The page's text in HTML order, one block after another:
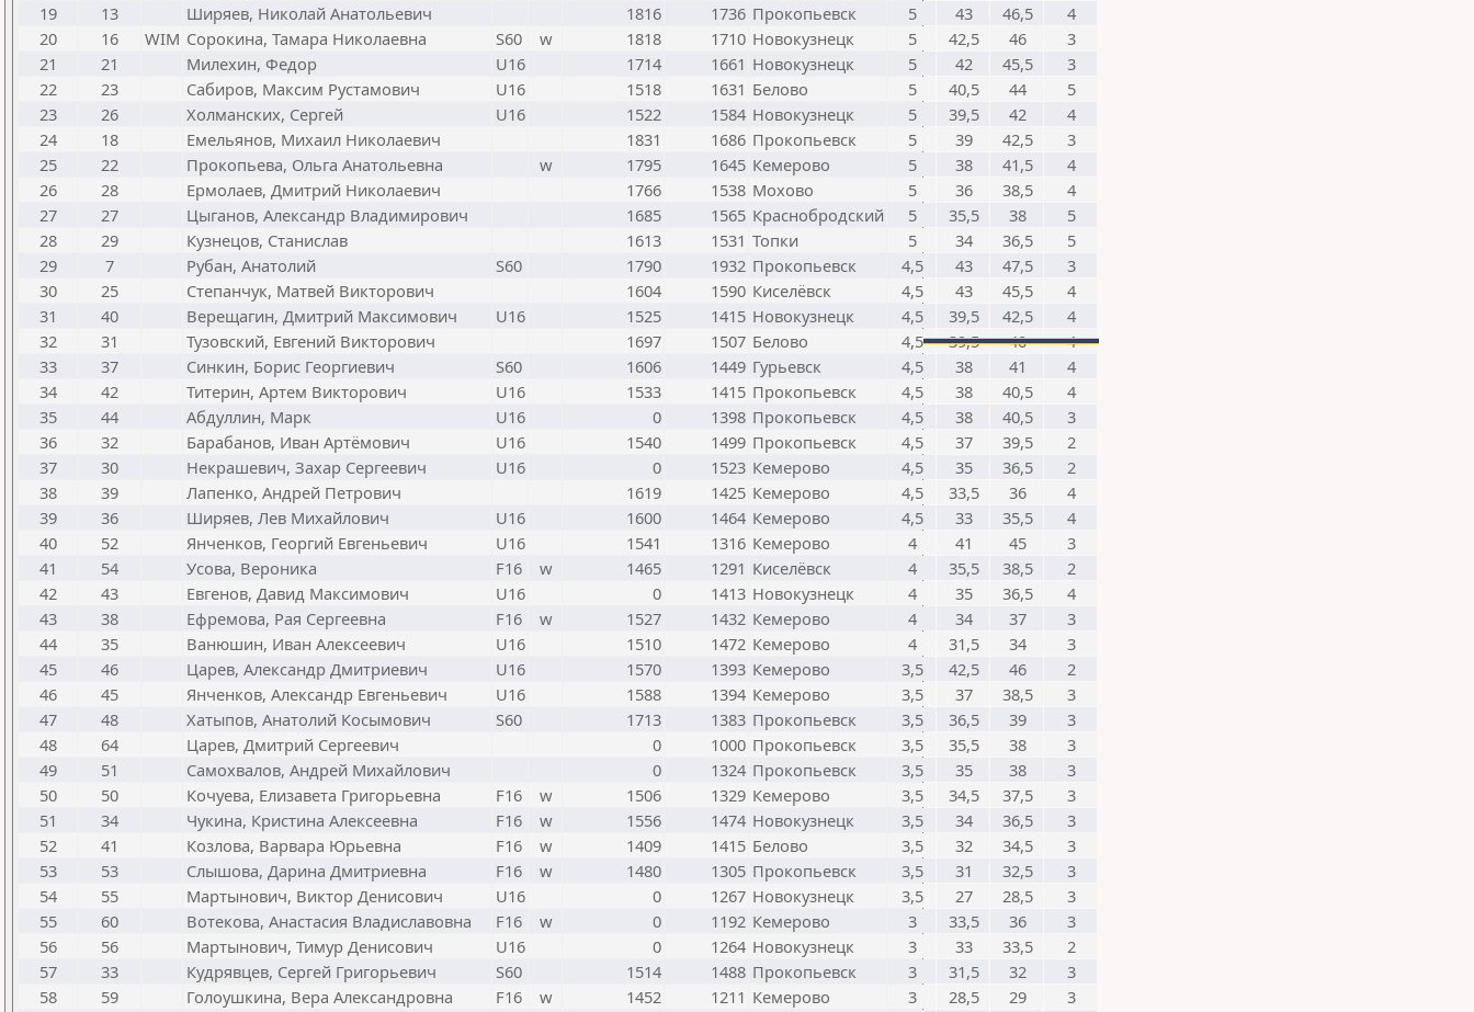
19
13 Ширяев, Николай Анатольевич 1816 1736 Прокопьевск 5 43 46,5
4
20
16 WIM Сорокина, Тамара Николаевна S60 w 1818 1710 Новокузнецк 5 42,5 46
3
21
21 Милехин, Федор U16 1714 1661 Новокузнецк 5 42 45,5
3
22
23 Сабиров, Максим Рустамович U16 1518 1631 Белово 5 40,5 44
5
23
26 Холманских, Сергей U16 1522 1584 Новокузнецк 5 39,5 42
4
24
18 Емельянов, Михаил Николаевич 1831 1686 Прокопьевск 5 39 42,5
3
25
22 Прокопьева, Ольга Анатольевна w 1795 1645 Кемерово 5 38 41,5
4
26
28 Ермолаев, Дмитрий Николаевич 1766 1538 Мохово 5 36 38,5
4
27
27 Цыганов, Александр Владимирович 1685 1565 Краснобродский 5 35,5 38
5
28
29 Кузнецов, Станислав 1613 1531 Топки 5 34 36,5
5
29
7 Рубан, Анатолий S60 1790 1932 Прокопьевск 4,5 43 47,5
3
30
25 Степанчук, Матвей Викторович 1604 1590 Киселёвск 4,5 43 45,5
4
31
40 Верещагин, Дмитрий Максимович U16 1525 1415 Новокузнецк 4,5 39,5 42,5
4
32
31 Тузовский, Евгений Викторович 1697 1507 Белово 4,5 39,5 40
4
33
37 Синкин, Борис Георгиевич S60 1606 1449 Гурьевск 4,5 38 41
4
34
42 Титерин, Артем Викторович U16 1533 1415 Прокопьевск 4,5 38 40,5
4
35
44 Абдуллин, Марк U16 0 1398 Прокопьевск 4,5 38 40,5
3
36
32 Барабанов, Иван Артёмович U16 1540 1499 Прокопьевск 4,5 37 39,5
2
37
30 Некрашевич, Захар Сергеевич U16 0 1523 Кемерово 4,5 35 36,5
2
38
39 Лапенко, Андрей Петрович 1619 1425 Кемерово 4,5 33,5 36
4
39
36 Ширяев, Лев Михайлович U16 1600 1464 Кемерово 4,5 33 35,5
4
40
52 Янченков, Георгий Евгеньевич U16 1541 1316 Кемерово 4 41 45
3
41
54 Усова, Вероника F16 w 1465 1291 Киселёвск 4 35,5 38,5
2
42
43 Евгенов, Давид Максимович U16 0 1413 Новокузнецк 4 35 36,5
4
43
38 Ефремова, Рая Сергеевна F16 w 1527 1432 Кемерово 4 34 37
3
44
35 Ванюшин, Иван Алексеевич U16 1510 1472 Кемерово 4 31,5 34
3
45
46 Царев, Александр Дмитриевич U16 1570 1393 Кемерово 3,5 42,5 46
2
46
45 Янченков, Александр Евгеньевич U16 1588 1394 Кемерово 3,5 37 38,5
3
47
48 Хатыпов, Анатолий Косымович S60 1713 1383 Прокопьевск 3,5 36,5 39
3
48
64 Царев, Дмитрий Сергеевич 0 1000 Прокопьевск 3,5 35,5 38
3
49
51 Самохвалов, Андрей Михайлович 0 1324 Прокопьевск 3,5 35 38
3
50
50 Кочуева, Елизавета Григорьевна F16 w 1506 1329 Кемерово 3,5 34,5 37,5
3
51
34 Чукина, Кристина Алексеевна F16 w 1556 1474 Новокузнецк 3,5 34 36,5
3
52
41 Козлова, Варвара Юрьевна F16 w 1409 1415 Белово 3,5 32 34,5
3
53
53 Слышова, Дарина Дмитриевна F16 w 1480 1305 Прокопьевск 3,5 31 32,5
3
54
55 Мартынович, Виктор Денисович U16 0 1267 Новокузнецк 3,5 27 28,5
3
55
60 Вотекова, Анастасия Владиславовна F16 w 0 1192 Кемерово 3 33,5 36
3
56
56 Мартынович, Тимур Денисович U16 0 1264 Новокузнецк 3 33 33,5
2
57
33 Кудрявцев, Сергей Григорьевич S60 1514 1488 Прокопьевск 3 31,5 32
3
58
59 Голоушкина, Вера Александровна F16 w 1452 1211 Кемерово 3 28,5 29
3